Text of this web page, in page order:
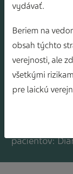
Mám záujem
spravodajcu
pacientov:
vydávať.
Beriem na
obsah týchto
verejnosti, ale
všetkými
pre laickú